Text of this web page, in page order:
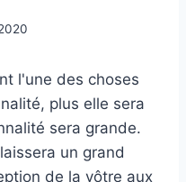
l'une des choses
plus elle sera
sera grande.
un grand
de la vôtre aux